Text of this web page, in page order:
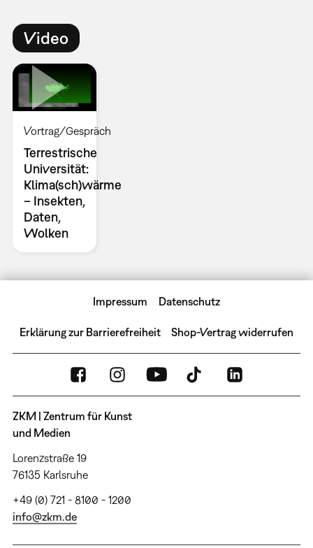
Video
Vortrag/Gespräch
Terrestrische
Universität:
Klima(sch)wärme
– Insekten,
Daten,
Wolken
Impressum Datenschutz
Erklärung zur Barrierefreiheit Shop-Vertrag widerrufen
ZKM | Zentrum für Kunst
und Medien
Lorenzstraße 19
76135 Karlsruhe
+49 (0) 721 - 8100 - 1200
info@zkm.de